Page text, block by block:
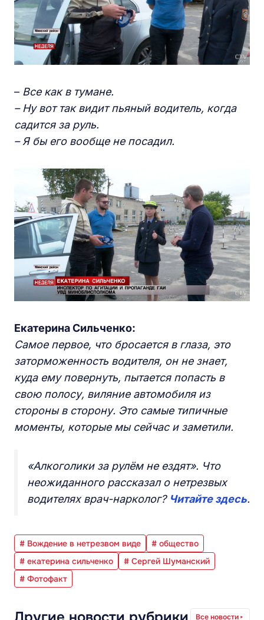
– Все как в тумане.
– Ну вот так видит пьяный водитель, когда
садится за руль.
–Я бы его вообще не посадил.
Екатерина Сильченко:
Самое первое, что бросается в глаза, это
заторможенность водителя, он не знает,
куда ему повернуть, пытается попасть в
свою полосу, виляние автомобиля из
стороны в сторону. Это самые типичные
моменты, которые мы сейчас и заметили.
«Алкоголики за рулём не ездят». Что
неожиданного рассказал о нетрезвых
водителях врач-нарколог? Читайте здесь.
# Вождение в нетрезвом виде
# общество
# екатерина сильченко
# Сергей Шуманский
# Фотофакт
Все новости